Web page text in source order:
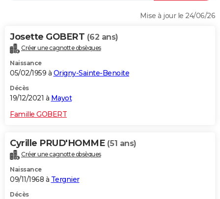
Alimentation
Guide de la santé
Maladies
Médicaments
Sommeil
VOYAGE
Destinations
City break
Voyage nature
Voyage de noces
Forum
Climat
+PHOTO
GUIDES D'ACHAT
Carte de Noël
Carte Bonne année
Carte Saint-Valentin
Carte Pâques
Carte d'anniversaire
DICTIONNAIRE
Dictionnaire
Biographies
Citations
Expressions
Proverbes
PROGRAMME TV
Mise à jour le 24/06/26
Josette GOBERT (62 ans)
Créer une cagnotte obsèques
Naissance
05/02/1959 à Origny-Sainte-Benoite
Décès
19/12/2021 à Mayot
Famille GOBERT
Cyrille PRUD'HOMME (51 ans)
Créer une cagnotte obsèques
Naissance
09/11/1968 à Tergnier
Décès